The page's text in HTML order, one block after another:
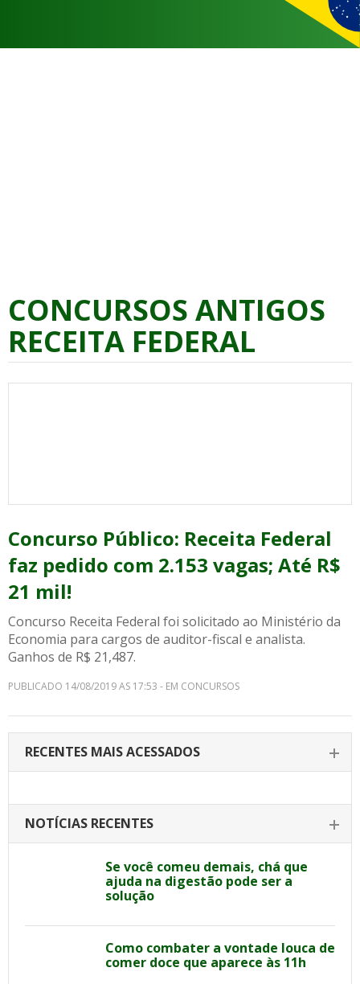
CONCURSOS ANTIGOS
RECEITA FEDERAL
Concurso Público: Receita Federal
faz pedido com 2.153 vagas; Até R$
21 mil!
Concurso Receita Federal foi solicitado ao Ministério da
Economia para cargos de auditor-fiscal e analista.
Ganhos de R$ 21,487.
PUBLICADO 14/08/2019 AS 17:53 - EM CONCURSOS
RECENTES MAIS ACESSADOS
NOTÍCIAS RECENTES
Se você comeu demais, chá que
ajuda na digestão pode ser a
solução
Como combater a vontade louca de
comer doce que aparece às 11h